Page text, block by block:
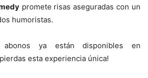
promete risas aseguradas con un
humoristas.
ya están disponibles en
esta experiencia única!